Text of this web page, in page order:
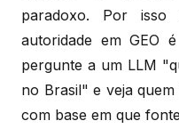
paradoxo. Por
autoridade em GEO
pergunte a um LLM
no Brasil" e veja
com base em que